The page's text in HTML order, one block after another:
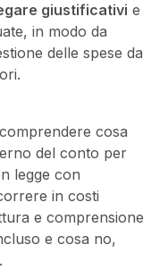
giustificativi e
in modo da
delle spese da
cosa
del conto per
legge con
in costi
e comprensione
e cosa no,